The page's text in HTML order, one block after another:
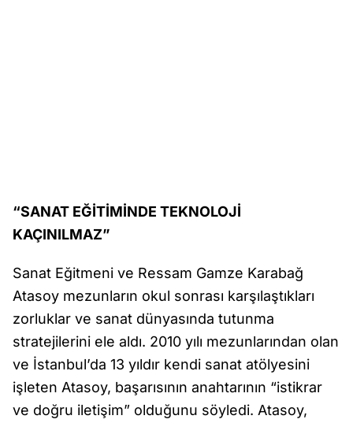
“SANAT EĞİTİMİNDE TEKNOLOJİ
KAÇINILMAZ”
Sanat Eğitmeni ve Ressam Gamze Karabağ
Atasoy mezunların okul sonrası karşılaştıkları
zorluklar ve sanat dünyasında tutunma
stratejilerini ele aldı. 2010 yılı mezunlarından olan
ve İstanbul’da 13 yıldır kendi sanat atölyesini
işleten Atasoy, başarısının anahtarının “istikrar
ve doğru iletişim” olduğunu söyledi. Atasoy,